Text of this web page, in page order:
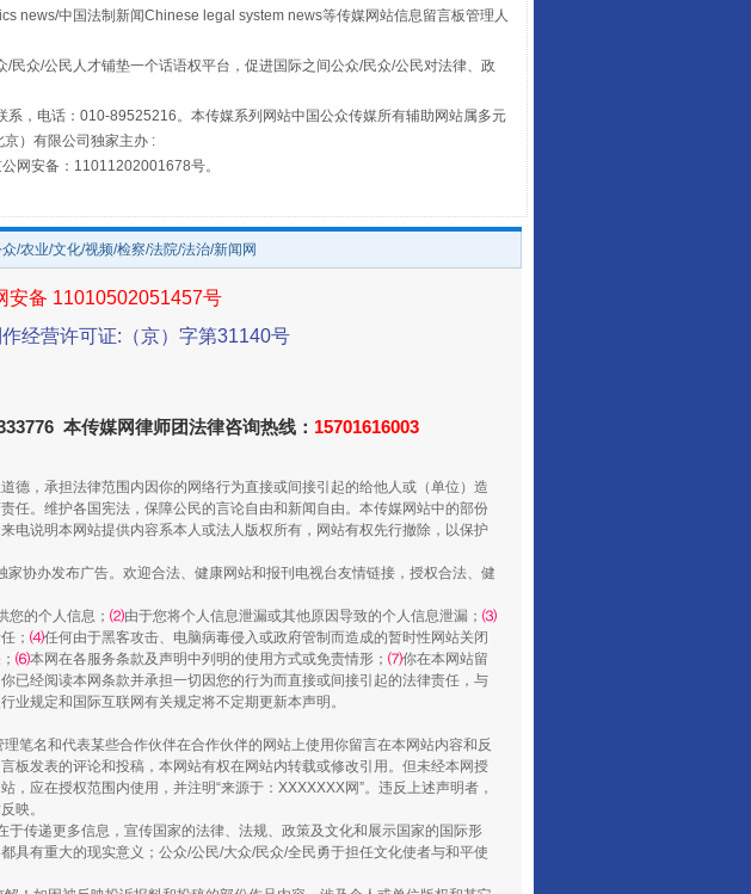
交织难题
促和解.. 行业协会接连发公告
news/中国法制新闻Chinese legal system news等传媒网站信息留言板管理人
众/公民人才铺垫一个话语权平台，促进国际之间公众/民众/公民对法律、政
，电话：010-89525216。本传媒系列网站中国公众传媒所有辅助网站属多元
）有限公司独家主办 :
网安备：11011202001678号。
/农业/文化/视频/检察/法院/法治/新闻网
安备 11010502051457号
经营许可证:（京）字第31140号
本传媒网律师团法律咨询热线： 15701616003
德，承担法律范围内因你的网络行为直接或间接引起的给他人或（单位）造
任。维护各国宪法，保障公民的言论自由和新闻自由。本传媒网站中的部份
电说明本网站提供内容系本人或法人版权所有，网站有权先行撤除，以保护
协办发布广告。欢迎合法、健康网站和报刊电视台友情链接，授权合法、健
您的个人信息； ⑵由于您将个人信息泄漏或其他原因导致的个人信息泄漏； ⑶
； ⑷任何由于黑客攻击、电脑病毒侵入或政府管制而造成的暂时性网站关闭
⑹本网在各服务条款及声明中列明的使用方式或免责情形； ⑺你在本网站留
已经阅读本网条款并承担一切因您的行为而直接或间接引起的法律责任，与
业规定和国际互联网有关规定将不定期更新本声明。
笔名和代表某些合作伙伴在合作伙伴的网站上使用你留言在本网站内容和反
板发表的评论和投稿，本网站有权在网站内转载或修改引用。但未经本网授
应在授权范围内使用，并注明“来源于：XXXXXXX网”。违反上述声明者，
映。
传递更多信息，宣传国家的法律、法规、政策及文化和展示国家的国际形
有重大的现实意义；公众/公民/大众/民众/全民勇于担任文化使者与和平使